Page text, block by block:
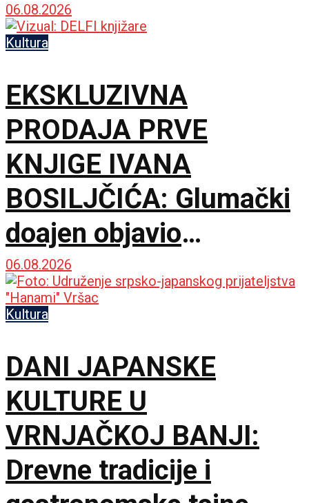
06.08.2026
Kultura
EKSKLUZIVNA
PRODAJA PRVE
KNJIGE IVANA
BOSILJČIĆA: Glumački
doajen objavio
autorizovani prvenac
„Naše priče“
06.08.2026
Kultura
DANI JAPANSKE
KULTURE U
VRNJAČKOJ BANJI:
Drevne tradicije i